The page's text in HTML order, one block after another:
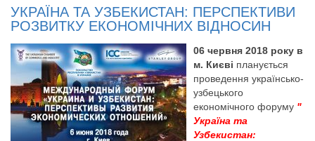
УКРАЇНА ТА УЗБЕКИСТАН: ПЕРСПЕКТИВИ
РОЗВИТКУ ЕКОНОМІЧНИХ ВІДНОСИН
06 червня 2018 року в
м. Києві планується
проведення українсько-
узбецького
економічного форуму "
Україна та
Узбекистан: